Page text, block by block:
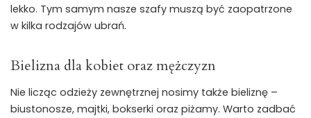
lekko. Tym samym nasze szafy muszą być zaopatrzone
w kilka rodzajów ubrań.
Bielizna dla kobiet oraz mężczyzn
Nie licząc odzieży zewnętrznej nosimy także bieliznę –
biustonosze, majtki, bokserki oraz piżamy. Warto zadbać